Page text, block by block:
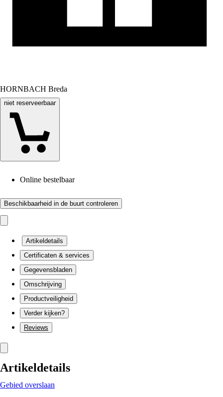
HORNBACH Breda
niet reserveerbaar
Online bestelbaar
Beschikbaarheid in de buurt controleren
Artikeldetails
Certificaten & services
Gegevensbladen
Omschrijving
Productveiligheid
Verder kijken?
Reviews
Artikeldetails
Gebied overslaan